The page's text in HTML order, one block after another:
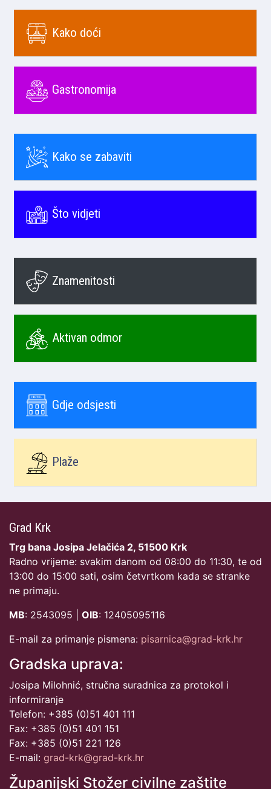
Kako doći
Gastronomija
Kako se zabaviti
Što vidjeti
Znamenitosti
Aktivan odmor
Gdje odsjesti
Plaže
Grad Krk
Trg bana Josipa Jelačića 2, 51500 Krk
Radno vrijeme: svakim danom od 08:00 do 11:30, te od
13:00 do 15:00 sati, osim četvrtkom kada se stranke
ne primaju.
MB: 2543095 | OIB: 12405095116
E-mail za primanje pismena: pisarnica@grad-krk.hr
Gradska uprava:
Josipa Milohnić, stručna suradnica za protokol i
informiranje
Telefon: +385 (0)51 401 111
Fax: +385 (0)51 401 151
Fax: +385 (0)51 221 126
E-mail: grad-krk@grad-krk.hr
Županijski Stožer civilne zaštite